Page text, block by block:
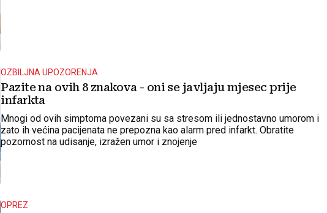
OZBILJNA UPOZORENJA
Pazite na ovih 8 znakova - oni se javljaju mjesec prije
infarkta
Mnogi od ovih simptoma povezani su sa stresom ili jednostavno umorom i
zato ih većina pacijenata ne prepozna kao alarm pred infarkt. Obratite
pozornost na udisanje, izražen umor i znojenje
OPREZ